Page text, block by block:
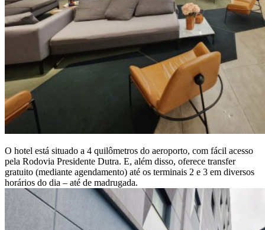
O hotel está situado a 4 quilômetros do aeroporto, com fácil acesso
pela Rodovia Presidente Dutra. E, além disso, oferece transfer
gratuito (mediante agendamento) até os terminais 2 e 3 em diversos
horários do dia – até de madrugada.